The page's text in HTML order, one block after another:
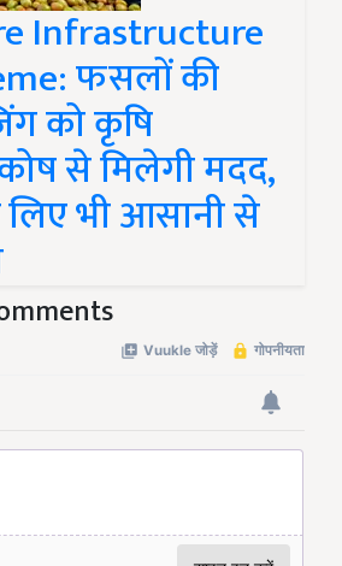
Infrastructure
फसलों की
को कृषि
से मिलेगी मदद,
लिए भी आसानी से